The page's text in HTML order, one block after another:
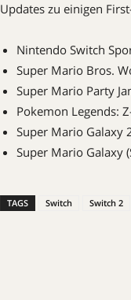
Updates zu einigen
Nintendo Switch
Super Mario Bros.
Super Mario Party
Pokemon Legends:
Super Mario Galaxy
Super Mario Galaxy
TAGS Switch Switch 2